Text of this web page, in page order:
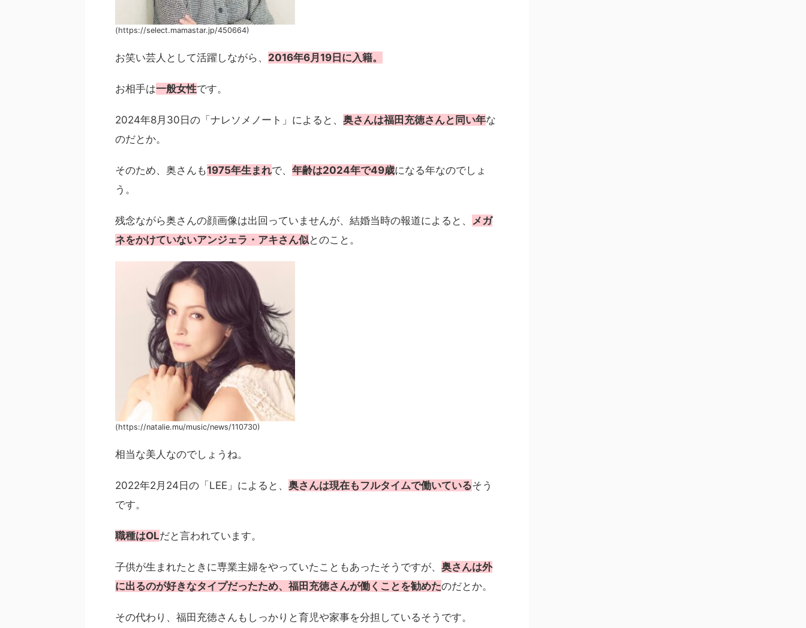
(https://select.mamastar.jp/450664)
お笑い芸人として活躍しながら、 2016年6月19日に入籍。
お相手は一般女性です。
2024年8月30日の「ナレソメノート」によると、 奥さんは福田充徳さんと同い年な
のだとか。
そのため、奥さんも1975年生まれで、 年齢は2024年で49歳になる年なのでしょ
う。
残念ながら奥さんの顔画像は出回っていませんが、結婚当時の報道によると、 メガ
ネをかけていないアンジェラ・アキさん似とのこと。
(https://natalie.mu/music/news/110730)
相当な美人なのでしょうね。
2022年2月24日の「LEE」によると、 奥さんは現在もフルタイムで働いているそう
です。
職種はOLだと言われています。
子供が生まれたときに専業主婦をやっていたこともあったそうですが、 奥さんは外
に出るのが好きなタイプだったため、福田充徳さんが働くことを勧めたのだとか。
その代わり、福田充徳さんもしっかりと育児や家事を分担しているそうです。